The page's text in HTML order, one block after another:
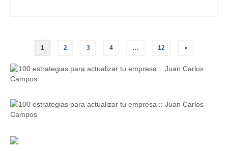
Paginación
de
entradas
1 2 3 4 … 12 »